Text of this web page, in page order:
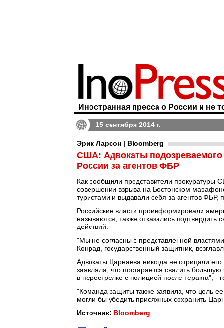
Иностранная пресса о России и не
15 сентября 2014 г.
Эрик Ларсон | Bloomberg
США: Адвокаты
России за агентов ФБР
Как сообщили представители прокуратуры
совершении взрыва на Бостонском
туристами и выдавали себя за агентов ФБР,
Российские власти проинформировали
называются, также отказались подтвердить
действий.
"Мы не согласны с представленной
Конрад, государственный защитник,
Адвокаты Царнаева никогда не отрицали
заявляла, что постарается свалить
в перестрелке с полицией после теракта", -
"Команда защиты также заявила, что цель
могли бы убедить присяжных сохранить
Источник: Bloomberg